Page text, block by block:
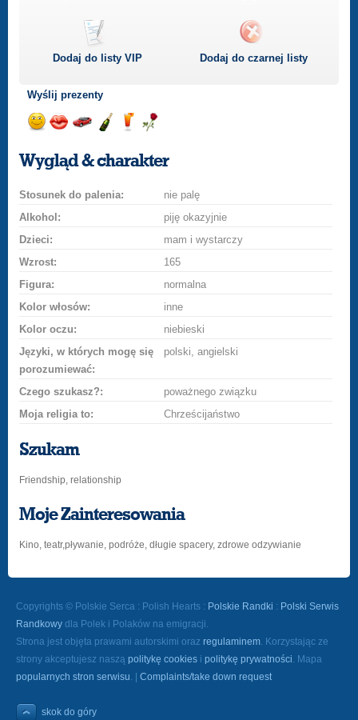
Dodaj do listyVIP Dodaj do czarnej listy
Wyślij prezenty
uśmiech
buziakasamochodem
szampana
drinka
różę
Wygląd & charakter
Stosunek do palenia:
nie palę
Alkohol:
piję okazyjnie
Dzieci:
mam i wystarczy
Wzrost:
165
Figura:
normalna
Kolor włosów:
inne
Kolor oczu:
niebieski
Języki, w których mogę się
porozumiewać:
polski, angielski
Czego szukasz?:
poważnego związku
Moja religia to:
Chrześcijaństwo
Szukam
Friendship, relationship
Moje Zainteresowania
Kino, teatr,pływanie, podróże, długie spacery, zdrowe odzywianie
Copyrights © Polskie Serca : Polish Hearts : Polskie Randki : Polski Serwis
Randkowy dla Polek i Polaków na emigracji.
Strona jest objęta prawami autorskimi oraz regulaminem. Korzystając ze
strony akceptujesz naszą politykę cookies i politykę prywatności. Mapa
popularnych stron serwisu. | Complaints/take down request
skok do góry